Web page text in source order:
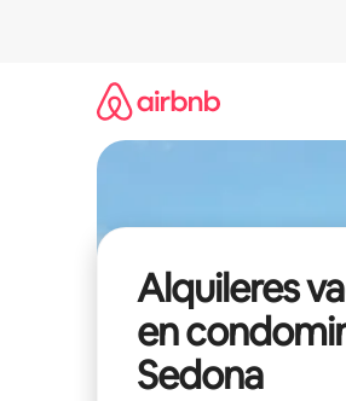
Alquileres
en
Sedona